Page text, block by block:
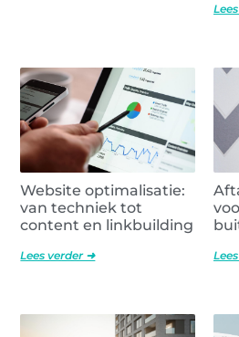
Website optimalisatie:
van techniek tot
content en linkbuilding
Lees verder ➜